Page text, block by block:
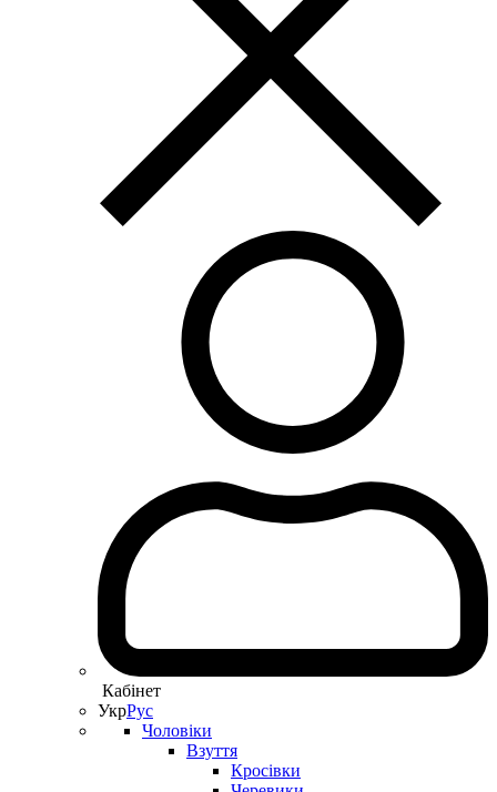
Кабінет
УкрРус
Чоловіки
Взуття
Кросівки